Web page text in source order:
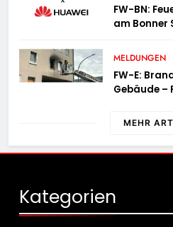
FW-BN:
am
MELDUNGEN
FW-E:
Gebäude –
MEHR
Kategorien